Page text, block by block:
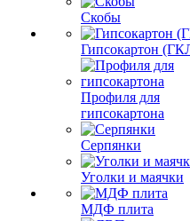
Скобы
Гипсокартон
Профиля для
гипсокартона
Серпянки
Уголки и маячки
МДФ плита